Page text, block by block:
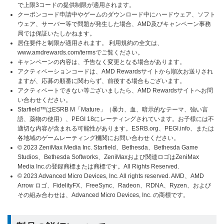
で上限3コードの提供制限が適用されます。
クーポンコード申請中やゲームのダウンロード中にハードウェア、ソフト
ウェア、サーバー等で問題が発生した場合、AMD及びキャンペーン事務
局では保証いたしかねます。
居住要件と制限が適用されます。 利用規約の全文は、
www.amdrewards.com/termsでご覧ください。
キャンペーンの内容は、予告なく変更となる場合があります。
アクティベーションコードは、AMD Rewardsサイトから順次お送りされ
ますが、応募の順番に関わらず、前後する場合もございます。
アクティベートできない等ございましたら、AMD Rewardsサイトへお問
い合わせください。
Starfield™はESRB M「Mature」（暴力、血、暗示的なテーマ、強い言
語、薬物の使用）、PEGI 18にレーティングされています。お子様には不
適切な内容が含まれる可能性があります。ESRB.org、PEGI.info、または
各地域のゲームレーティング機関にお問い合わせください。
© 2023 ZeniMax Media Inc. Starfield、Bethesda、Bethesda Game
Studios、Bethesda Softworks、ZeniMaxおよび関連ロゴはZeniMax
Media Inc.の登録商標または商標です。All Rights Reserved.
© 2023 Advanced Micro Devices, Inc. All rights reserved. AMD、AMD
Arrow ロゴ、FidelityFX、FreeSync、Radeon、RDNA、Ryzen、および
その組み合わせは、Advanced Micro Devices, Inc. の商標です。